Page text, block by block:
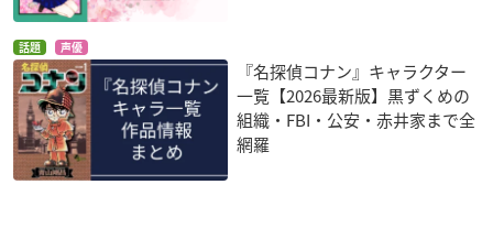
話題 声優
『名探偵コナン』キャラクター
一覧【2026最新版】黒ずくめの
組織・FBI・公安・赤井家まで全
網羅